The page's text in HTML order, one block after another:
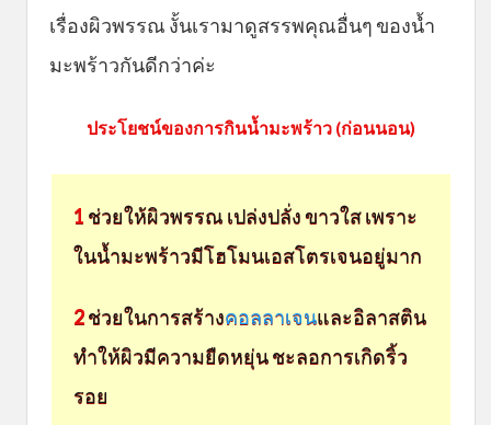
เรื่องผิวพรรณ งั้นเรามาดูสรรพคุณอื่นๆ ของน้ำ
มะพร้าวกันดีกว่าค่ะ
ประโยชน์ของการกินน้ำมะพร้าว (ก่อนนอน)
1 ช่วยให้ผิวพรรณ เปล่งปลั่ง ขาวใส เพราะ
ในน้ำมะพร้าวมีโฮโมนเอสโตรเจนอยู่มาก
2ช่วยในการสร้างคอลลาเจนและอิลาสติน
ทำให้ผิวมีความยืดหยุ่น ชะลอการเกิดริ้ว
รอย